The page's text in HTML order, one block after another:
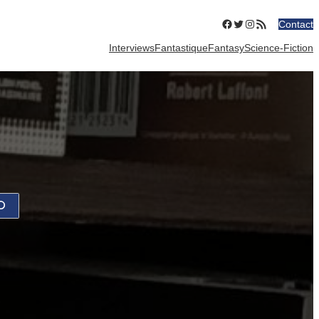
Facebook
Twitter
Instagram
Flux RSSContact
InterviewsFantastiqueFantasyScience-Fiction